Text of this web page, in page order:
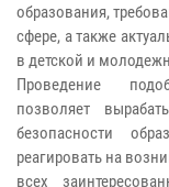
образования,
сфере, а также
в детской и
Проведение
позволяет
безопасности
реагировать на
всех